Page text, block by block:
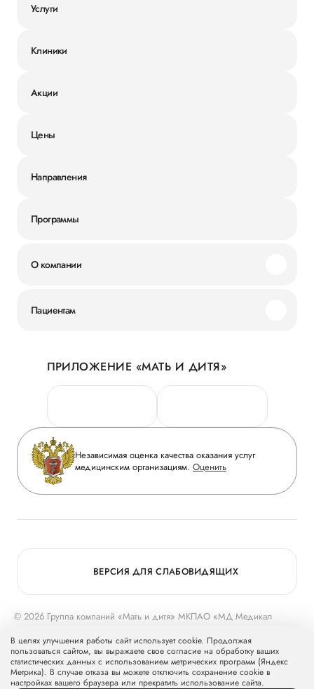
Услуги
Клиники
Акции
Цены
Направления
Программы
О компании
Новости
Руководство
Сотрудничество
Инвесторам
Журнал «Мать и дитя»
Вакансии
Медицинский туризм
Пациентам
Личный кабинет
Персональные данные
Горячая линия качества
Вопрос-ответ
Приложение пациента
Статьи
ПРИЛОЖЕНИЕ «МАТЬ И ДИТЯ»
Независимая оценка качества оказания услуг
медицинским организациям. Оценить
© 2026 Группа компаний «Мать и дитя» МКПАО «МД Медикал
Группу компаний «Мать и дитя».
ВЕРСИЯ ДЛЯ СЛАБОВИДЯЩИХ
В целях улучшения работы сайт использует cookie. Продолжая
пользоваться сайтом, вы выражаете свое согласие на обработку ваших
статистических данных с использованием метрических программ (Яндекс
Метрика). В случае отказа вы можете отключить сохранение cookie в
настройках вашего браузера или прекратить использование сайта.